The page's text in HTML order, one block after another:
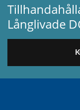
Långlivade